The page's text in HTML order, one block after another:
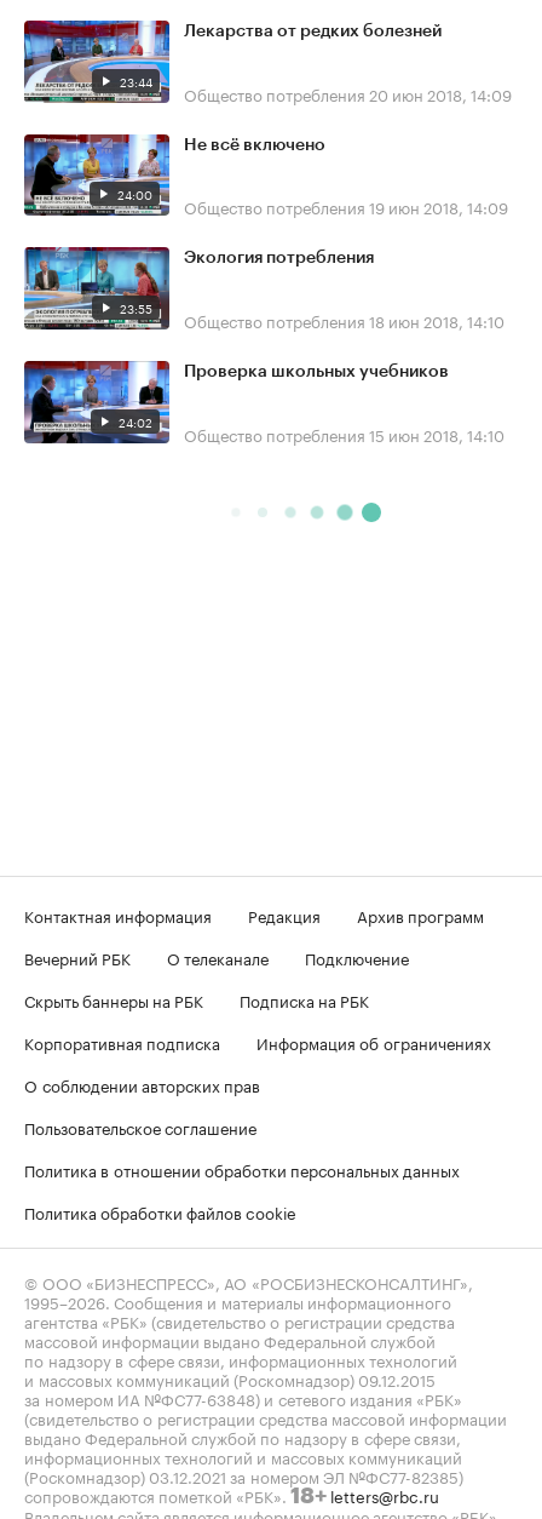
23:44
Лекарства от редких болезней
Общество потребления 20 июн 2018, 14:09
24:00
Не всё включено
Общество потребления 19 июн 2018, 14:09
23:55
Экология потребления
Общество потребления 18 июн 2018, 14:10
24:02
Проверка школьных учебников
Общество потребления 15 июн 2018, 14:10
Контактная информация Редакция
Архив программ
Вечерний РБК
О телеканале
Подключение
Скрыть баннеры на РБК
Подписка на РБК
Корпоративная подписка
Информация об ограничениях
О соблюдении авторских прав
Пользовательское соглашение
Политика в отношении обработки персональных данных
Политика обработки файлов cookie
© ООО «БИЗНЕСПРЕСС», АО «РОСБИЗНЕСКОНСАЛТИНГ»,
1995–2026 . Сообщения и материалы информационного
агентства «РБК» (свидетельство о регистрации средства
массовой информации выдано Федеральной службой
по надзору в сфере связи, информационных технологий
и массовых коммуникаций (Роскомнадзор) 09.12.2015
за номером ИА №ФС77-63848) и сетевого издания «РБК»
(свидетельство о регистрации средства массовой информации
выдано Федеральной службой по надзору в сфере связи,
информационных технологий и массовых коммуникаций
(Роскомнадзор) 03.12.2021 за номером ЭЛ №ФС77-82385)
сопровождаются пометкой «РБК». 18+ letters@rbc.ru